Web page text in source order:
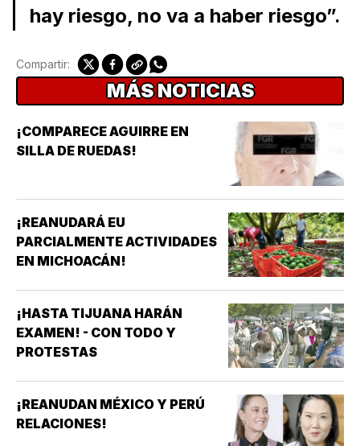
hay riesgo, no va a haber riesgo”.
Compartir:
MÁS NOTICIAS
¡COMPARECE AGUIRRE EN
SILLA DE RUEDAS!
¡REANUDARÁ EU
PARCIALMENTE ACTIVIDADES
EN MICHOACÁN!
¡HASTA TIJUANA HARÁN
EXAMEN! - CON TODO Y
PROTESTAS
¡REANUDAN MÉXICO Y PERÚ
RELACIONES!